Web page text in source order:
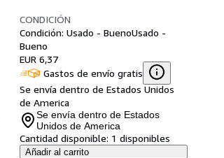
CONDICIÓN
Condición: Usado - BuenoUsado -
Bueno
EUR 6,37
Gastos de envío gratis
Se envía dentro de Estados Unidos
de America
Se envía dentro de Estados
Unidos de America
Cantidad disponible: 1 disponibles
Añadir al carrito